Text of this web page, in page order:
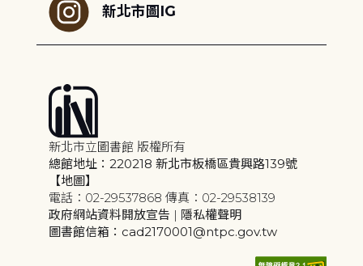
新北市圖IG
新北市立圖書館 版權所有
總館地址：220218 新北市板橋區貴興路139號
【地圖】
電話：02-29537868 傳真：02-29538139
政府網站資料開放宣告 | 隱私權聲明
圖書館信箱：cad2170001@ntpc.gov.tw